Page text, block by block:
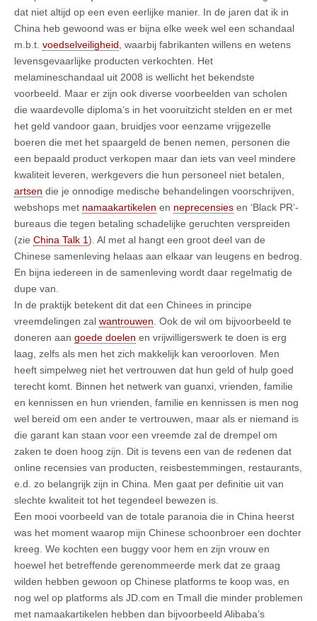
dat niet altijd op een even eerlijke manier. In de jaren dat ik in
China heb gewoond was er bijna elke week wel een schandaal
m.b.t. voedselveiligheid , waarbij fabrikanten willens en wetens
levensgevaarlijke producten verkochten. Het
melamineschandaal uit 2008 is wellicht het bekendste
voorbeeld. Maar er zijn ook diverse voorbeelden van scholen
die waardevolle diploma’s in het vooruitzicht stelden en er met
het geld vandoor gaan, bruidjes voor eenzame vrijgezelle
boeren die met het spaargeld de benen nemen, personen die
een bepaald product verkopen maar dan iets van veel mindere
kwaliteit leveren, werkgevers die hun personeel niet betalen,
artsen die je onnodige medische behandelingen voorschrijven,
webshops met namaakartikelen en neprecensies en ‘Black PR’-
bureaus die tegen betaling schadelijke geruchten verspreiden
(zie China Talk 1). Al met al hangt een groot deel van de
Chinese samenleving helaas aan elkaar van leugens en bedrog.
En bijna iedereen in de samenleving wordt daar regelmatig de
dupe van.
In de praktijk betekent dit dat een Chinees in principe
vreemdelingen zal wantrouwen . Ook de wil om bijvoorbeeld te
doneren aan goede doelen en vrijwilligerswerk te doen is erg
laag, zelfs als men het zich makkelijk kan veroorloven. Men
heeft simpelweg niet het vertrouwen dat hun geld of hulp goed
terecht komt. Binnen het netwerk van guanxi, vrienden, familie
en kennissen en hun vrienden, familie en kennissen is men nog
wel bereid om een ander te vertrouwen, maar als er niemand is
die garant kan staan voor een vreemde zal de drempel om
zaken te doen hoog zijn. Dit is tevens een van de redenen dat
online recensies van producten, reisbestemmingen, restaurants,
e.d. zo belangrijk zijn in China. Men gaat per definitie uit van
slechte kwaliteit tot het tegendeel bewezen is.
Een mooi voorbeeld van de totale paranoia die in China heerst
was het moment waarop mijn Chinese schoonbroer een dochter
kreeg. We kochten een buggy voor hem en zijn vrouw en
hoewel het betreffende gerenommeerde merk dat ze graag
wilden hebben gewoon op Chinese platforms te koop was, en
nog wel op platforms als JD.com en Tmall die minder problemen
met namaakartikelen hebben dan bijvoorbeeld Alibaba’s